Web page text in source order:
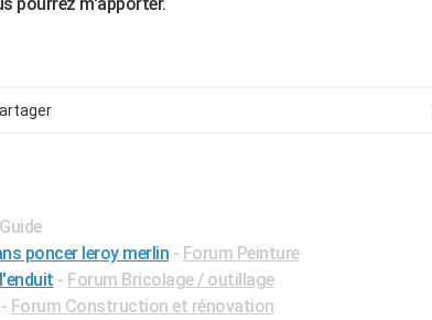
poncer leroy merlin - Forum Peinture
- Forum Bricolage / outillage
- Forum Construction et rénovation